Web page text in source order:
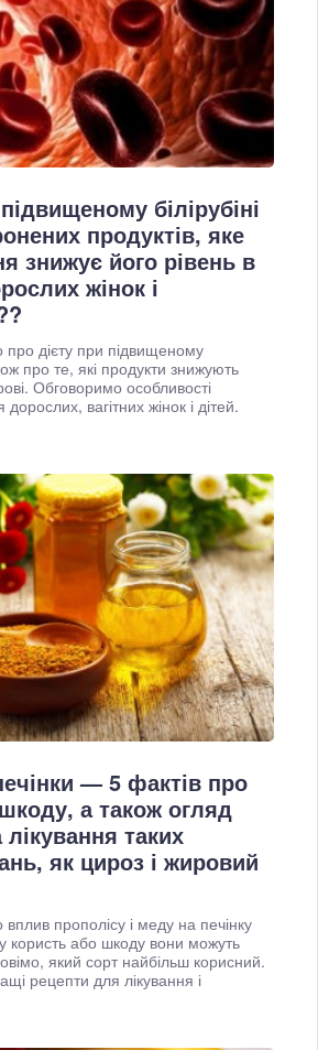
білірубіні
продуктів, яке
знижує його рівень в
жінок і
дієту при підвищеному
про те, які продукти знижують
Обговоримо особливості
вагітних жінок і дітей.
— 5 фактів про
а також огляд
таких
як цироз і жировий
прополісу і меду на печінку
користь або шкоду вони можуть
який сорт найбільш корисний.
рецепти для лікування і